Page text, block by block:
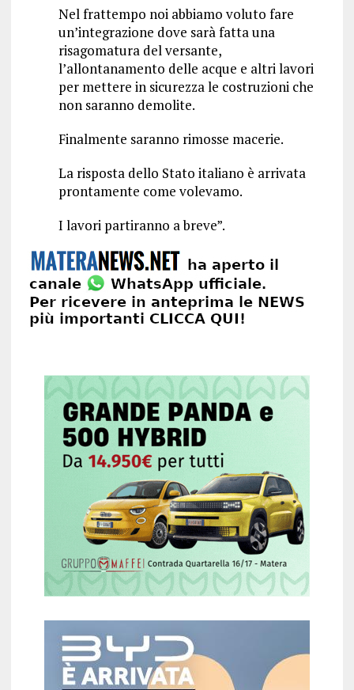
Nel frattempo noi abbiamo voluto fare
un’integrazione dove sarà fatta una
risagomatura del versante,
l’allontanamento delle acque e altri lavori
per mettere in sicurezza le costruzioni che
non saranno demolite.
Finalmente saranno rimosse macerie.
La risposta dello Stato italiano è arrivata
prontamente come volevamo.
I lavori partiranno a breve”.